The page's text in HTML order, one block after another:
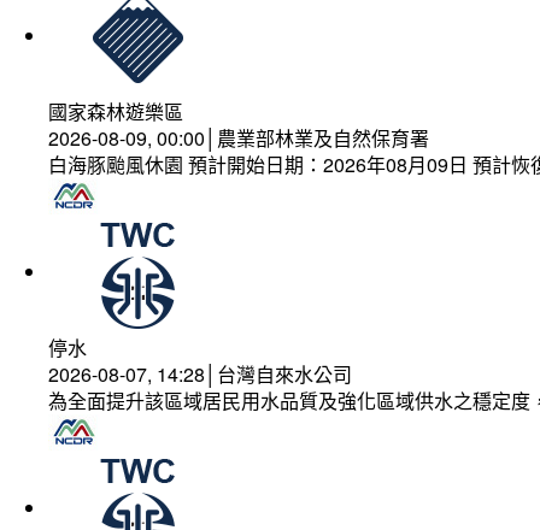
國家森林遊樂區
2026-08-09, 00:00│農業部林業及自然保育署
白海豚颱風休園 預計開始日期：2026年08月09日 預計
停水
2026-08-07, 14:28│台灣自來水公司
為全面提升該區域居民用水品質及強化區域供水之穩定